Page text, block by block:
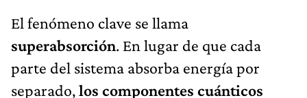
El fenómeno clave se llama
superabsorción. En lugar de que cada
parte del sistema absorba energía por
separado,los componentes cuánticos